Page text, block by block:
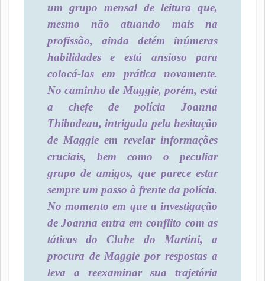
um grupo mensal de leitura que,
mesmo não atuando mais na
profissão, ainda detém inúmeras
habilidades e está ansioso para
colocá-las em prática novamente.
No caminho de Maggie, porém, está
a chefe de polícia Joanna
Thibodeau, intrigada pela hesitação
de Maggie em revelar informações
cruciais, bem como o peculiar
grupo de amigos, que parece estar
sempre um passo à frente da polícia.
No momento em que a investigação
de Joanna entra em conflito com as
táticas do Clube do Martíni, a
procura de Maggie por respostas a
leva a reexaminar sua trajetória